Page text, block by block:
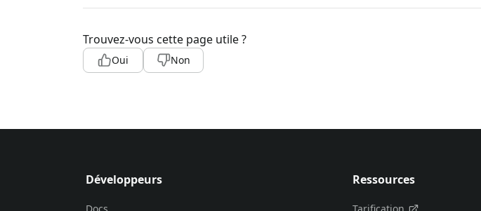
Trouvez-vous cette page utile ?
Oui Non
Développeurs Ressources